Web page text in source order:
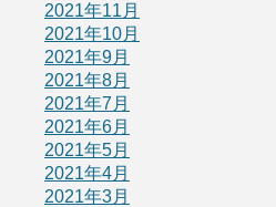
2021年11月
2021年10月
2021年9月
2021年8月
2021年7月
2021年6月
2021年5月
2021年4月
2021年3月